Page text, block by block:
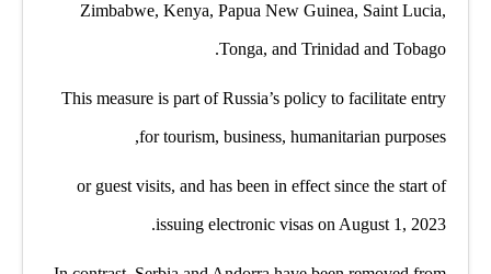
Zimbabwe, Kenya, Papua New Guinea, Saint Lucia,
Tonga, and Trinidad and Tobago.
This measure is part of Russia’s policy to facilitate entry
for tourism, business, humanitarian purposes,
or guest visits, and has been in effect since the start of
issuing electronic visas on August 1, 2023.